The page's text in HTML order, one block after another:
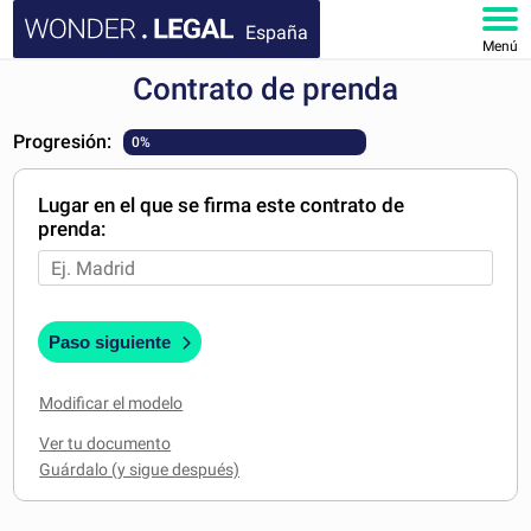
España
Menú
DOCUMENTOS
FAQ
MI CUENTA
Contrato de prenda
Progresión: 0%
Lugar en el que se firma este contrato de
prenda:
Paso siguiente
Modificar el modelo
Ver tu documento